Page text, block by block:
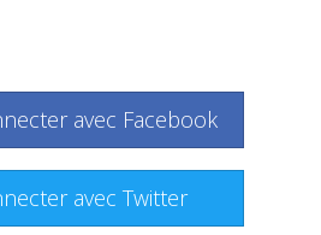
avec Facebook
avec Twitter